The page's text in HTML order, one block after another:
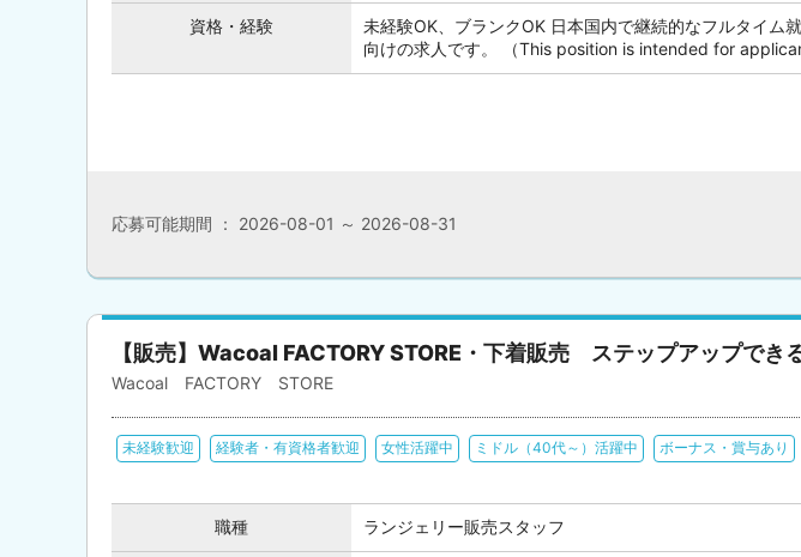
資格・経験
未経験OK、ブランクOK 日本国内で継続的なフルタイム
向けの求人です。 （This position is intended for
応募可能期間 ： 2026-08-01 ～ 2026-08-31
【販売】Wacoal FACTORY STORE・下着販売 ステップアップでき
Wacoal FACTORY STORE
未経験歓迎 経験者・有資格者歓迎 女性活躍中 ミドル（40代～）活躍中 ボーナス・賞与あり
職種 ランジェリー販売スタッフ